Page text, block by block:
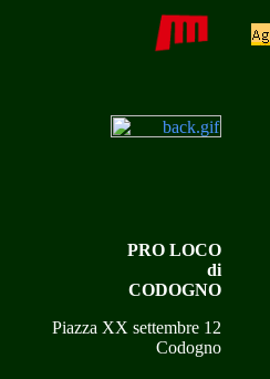
PRO LOCO
di
CODOGNO
Piazza XX settembre 12
Codogno